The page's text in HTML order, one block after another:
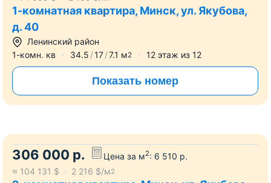
1-комнатная квартира, Минск, ул. Якубова,
д. 40
Ленинский район
1-комн. кв
34.5 17 7.1 м2 12 этаж из 12
Показать номер
306 000 р. Цена за м2: 6 510 р.
≈ 104 131 $ 2 216 $/м2